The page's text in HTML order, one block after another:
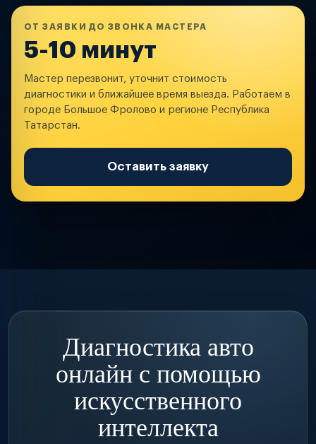
ОТ ЗАЯВКИ ДО ЗВОНКА МАСТЕРА
5-10 минут
Мастер перезвонит, уточнит стоимость
диагностики и ближайшее время выезда. Работаем в
городе Большое Фролово и регионе Республика
Татарстан.
Оставить заявку
Диагностика авто
онлайн с помощью
искусственного
интеллекта